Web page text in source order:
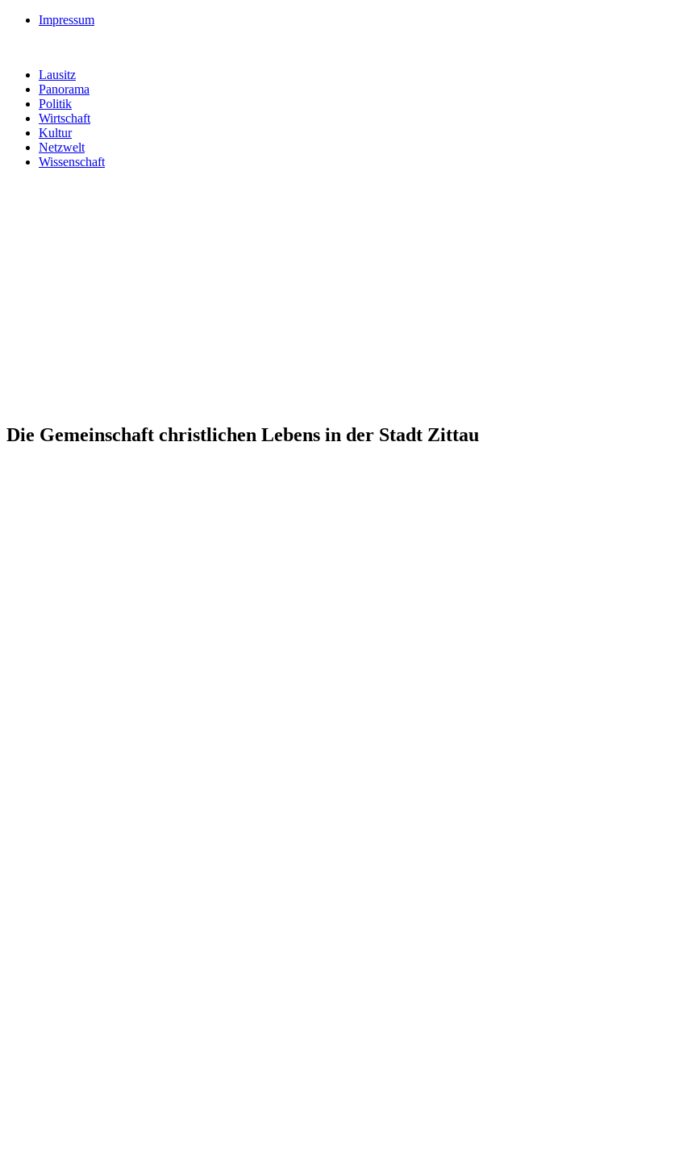
Impressum
Lausitz
Panorama
Politik
Wirtschaft
Kultur
Netzwelt
Wissenschaft
Die Gemeinschaft christlichen Lebens in der Stadt Zittau